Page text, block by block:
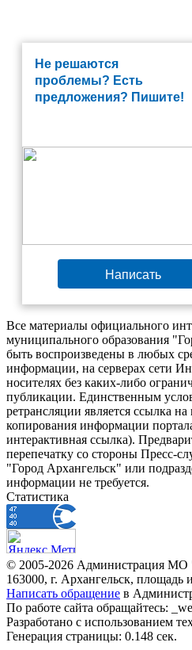
Не решаются
проблемы? Есть
предложения? Пишите!
Написать
Все материалы официального
муниципального образования
быть воспроизведены в любых
информации, на серверах сети
носителях без каких-либо
публикации. Единственным
ретрансляции является ссылка
копирования информации
интерактивная ссылка).
перепечатку со стороны
"Город Архангельск" или
информации не требуется.
Статистика
© 2005-2026 Администрация МО
163000, г. Архангельск,
Написать обращение в
По работе сайта обращайтесь:
Разработано с использованием
Генерация страницы: 0.148 сек.